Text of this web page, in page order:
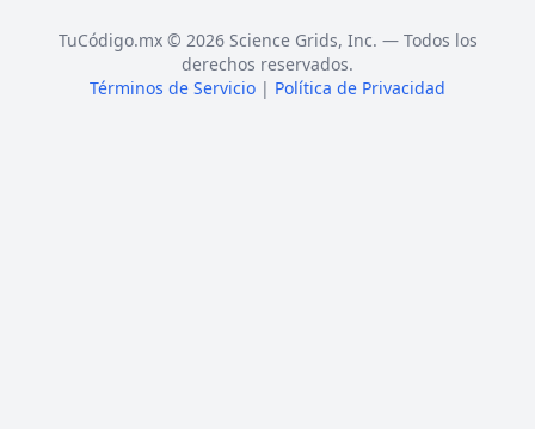
TuCódigo.mx © 2026 Science Grids, Inc. — Todos los
derechos reservados.
Términos de Servicio | Política de Privacidad